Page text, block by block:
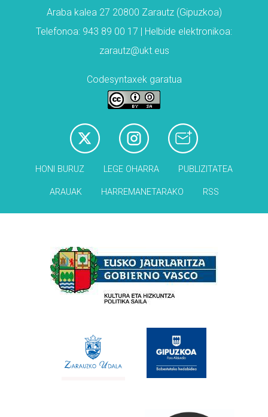
Araba kalea 27 20800 Zarautz (Gipuzkoa)
Telefonoa: 943 89 00 17 | Helbide elektronikoa:
zarautz@ukt.eus
Codesyntaxek garatua
HONI BURUZ LEGE OHARRA PUBLIZITATEA
ARAUAK HARREMANETARAKO RSS